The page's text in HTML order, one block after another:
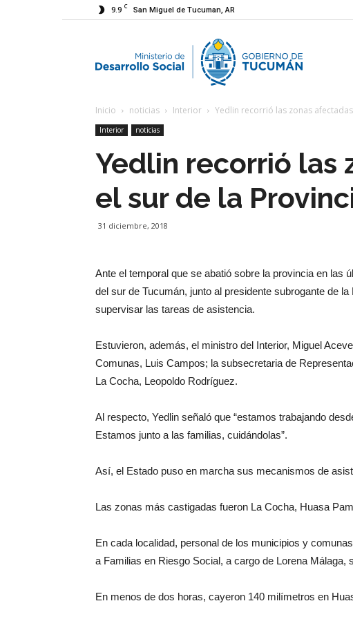
9.9 C San Miguel de Tucuman, AR
Ministerio
de
Desarrollo
Inicio noticias Interior Yedlin recorrió las zonas
Interior noticias
Yedlin recorrió las
el sur de la
31 diciembre, 2018
Ante el temporal que se abatió sobre la provincia en las
del sur de Tucumán, junto al presidente subrogante de
supervisar las tareas de asistencia.
Estuvieron, además, el ministro del Interior, Miguel
Comunas, Luis Campos; la subsecretaria de
La Cocha, Leopoldo Rodríguez.
Al respecto, Yedlin señaló que “estamos trabajando
Estamos junto a las familias, cuidándolas”.
Así, el Estado puso en marcha sus mecanismos de
Las zonas más castigadas fueron La Cocha, Huasa
En cada localidad, personal de los municipios y
a Familias en Riesgo Social, a cargo de Lorena
En menos de dos horas, cayeron 140 milímetros en